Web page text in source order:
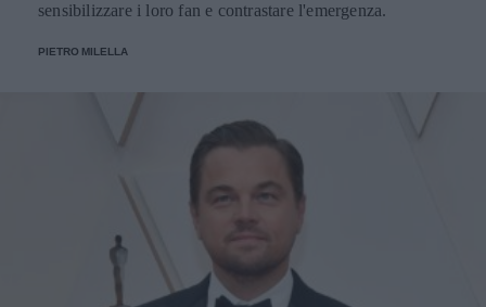
sensibilizzare i loro fan e contrastare l'emergenza.
PIETRO MILELLA